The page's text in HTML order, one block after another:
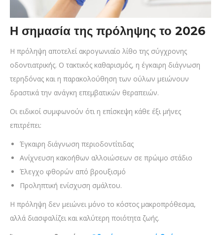
Η σημασία της πρόληψης το 2026
Η πρόληψη αποτελεί ακρογωνιαίο λίθο της σύγχρονης
οδοντιατρικής. Ο τακτικός καθαρισμός, η έγκαιρη διάγνωση
τερηδόνας και η παρακολούθηση των ούλων μειώνουν
δραστικά την ανάγκη επεμβατικών θεραπειών.
Οι ειδικοί συμφωνούν ότι η επίσκεψη κάθε έξι μήνες
επιτρέπει:
Έγκαιρη διάγνωση περιοδοντίτιδας
Ανίχνευση κακοήθων αλλοιώσεων σε πρώιμο στάδιο
Έλεγχο φθορών από βρουξισμό
Προληπτική ενίσχυση σμάλτου.
Η πρόληψη δεν μειώνει μόνο το κόστος μακροπρόθεσμα,
αλλά διασφαλίζει και καλύτερη ποιότητα ζωής.